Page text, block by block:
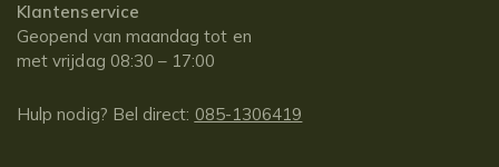
Klantenservice
Geopend van maandag tot en
met vrijdag 08:30 – 17:00
Hulp nodig? Bel direct: 085-1306419